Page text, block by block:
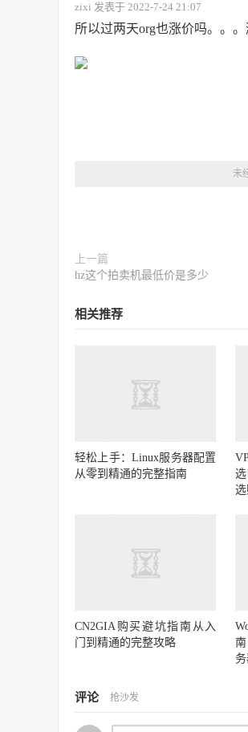
zixi 发表于 2022-7-24 21:07
所以过两天org也涨价吗。。
未
上一篇
hz这个拍卖机最低价是多少
相关推荐
轻松上手：Linux服务器配置
从零到精通的完整指南
CN2GIA购买避坑指南从入
门到精通的完整攻略
评论 抢沙发